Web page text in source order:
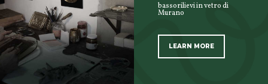
bassorilievi in vetro di
Murano
LEARN MORE